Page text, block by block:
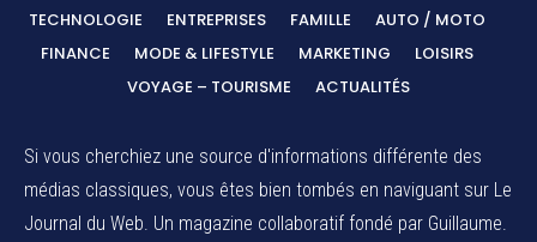
TECHNOLOGIE
ENTREPRISES FAMILLE
AUTO / MOTO
FINANCE
MODE & LIFESTYLE MARKETING
LOISIRS
VOYAGE – TOURISME
ACTUALITÉS
Si vous cherchiez une source d'informations différente des
médias classiques, vous êtes bien tombés en naviguant sur Le
Journal du Web. Un magazine collaboratif fondé par Guillaume.